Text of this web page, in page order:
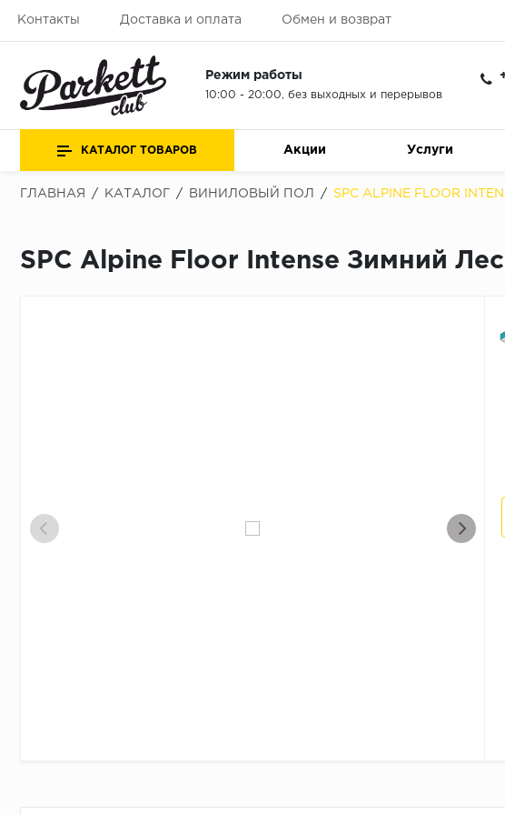
Контакты Доставка и оплата Обмен и возврат
Режим работы
10:00 - 20:00, без выходных и перерывов
КАТАЛОГ ТОВАРОВ Акции Услуги
ГЛАВНАЯ / КАТАЛОГ / ВИНИЛОВЫЙ ПОЛ / SPC ALPINE FLOOR
SPC Alpine Floor Intense Зимний Лес